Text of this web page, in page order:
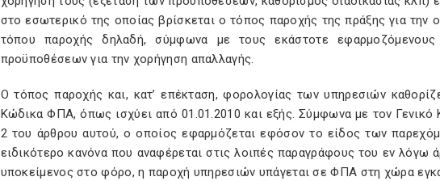
στο εσωτερικό της οποίας βρίσκεται ο τόπος παροχής της πράξης για την
τόπου παροχής δηλαδή, σύμφωνα με τους εκάστοτε εφαρμοζόμενους
προϋποθέσεων για την χορήγηση απαλλαγής.
Ο τόπος παροχής και, κατ’ επέκταση, φορολογίας των υπηρεσιών
Κώδικα ΦΠΑ, όπως ισχύει από 01.01.2010 και εξής. Σύμφωνα με τον Γενικό
2 του άρθρου αυτού, ο οποίος εφαρμόζεται εφόσον το είδος των
ειδικότερο κανόνα που αναφέρεται στις λοιπές παραγράφους του εν λόγω
υποκείμενος στο φόρο, η παροχή υπηρεσιών υπάγεται σε ΦΠΑ στη χώρα